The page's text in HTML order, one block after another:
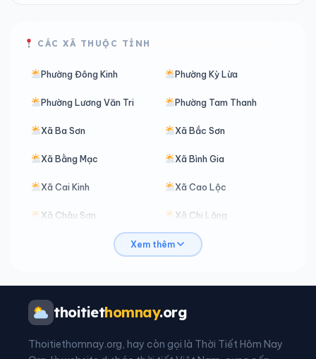
CÁC XÃ THUỘC TỈNH
Phường Đông Kinh Phường Kỳ Lừa
Phường Lương Văn Tri Phường Tam Thanh
Xã Ba Sơn Xã Bắc Sơn
Xã Bằng Mạc Xã Bình Gia
Xã Cai Kinh Xã Cao Lộc
Xã Châu Sơn Xã Chi Lăng
Xã Công Sơn
Xã Đoàn Kết
Xã Hoa Thám
Xã Hội Hoan Xã Hồng Phong
Xem thêm
thoitiethomnay.org
Thoitiethomnay.org, hay còn gọi là Thời Tiết Hôm Nay